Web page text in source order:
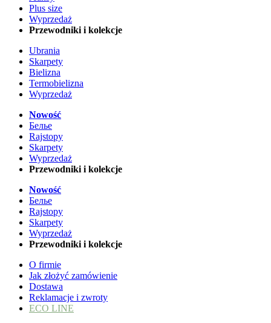
Plus size
Wyprzedaż
Przewodniki i kolekcje
Ubrania
Skarpety
Bielizna
Termobielizna
Wyprzedaż
Nowość
Белье
Rajstopy
Skarpety
Wyprzedaż
Przewodniki i kolekcje
Nowość
Белье
Rajstopy
Skarpety
Wyprzedaż
Przewodniki i kolekcje
O firmie
Jak złożyć zamówienie
Dostawa
Reklamacje i zwroty
ECO LINE